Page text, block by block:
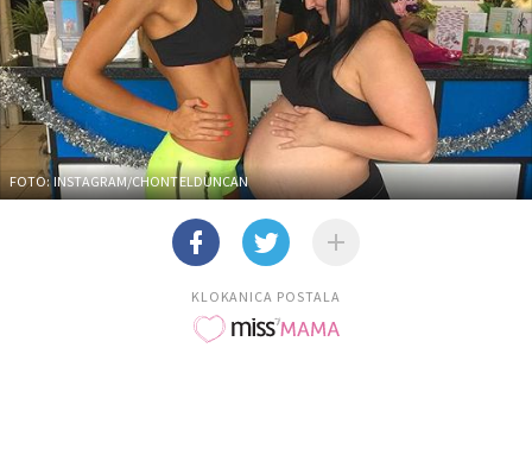
FOTO: INSTAGRAM/CHONTELDUNCAN
KLOKANICA POSTALA